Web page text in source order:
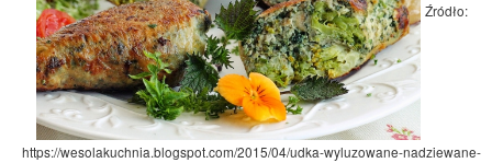
Źródło:
https://wesolakuchnia.blogspot.com/2015/04/udka-wyluzowane-nadziewane-